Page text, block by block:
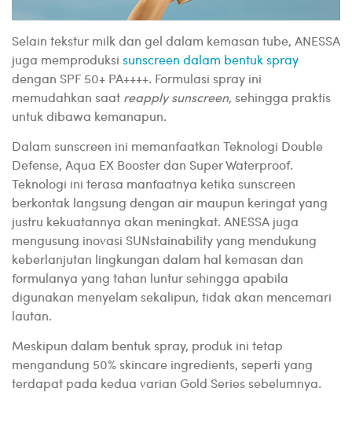
Selain tekstur milk dan gel dalam kemasan tube, ANESSA
juga memproduksi sunscreen dalam bentuk spray
dengan SPF 50+ PA++++. Formulasi spray ini
memudahkan saat reapply sunscreen, sehingga praktis
untuk dibawa kemanapun.
Dalam sunscreen ini memanfaatkan Teknologi Double
Defense, Aqua EX Booster dan Super Waterproof.
Teknologi ini terasa manfaatnya ketika sunscreen
berkontak langsung dengan air maupun keringat yang
justru kekuatannya akan meningkat. ANESSA juga
mengusung inovasi SUNstainability yang mendukung
keberlanjutan lingkungan dalam hal kemasan dan
formulanya yang tahan luntur sehingga apabila
digunakan menyelam sekalipun, tidak akan mencemari
lautan.
Meskipun dalam bentuk spray, produk ini tetap
mengandung 50% skincare ingredients, seperti yang
terdapat pada kedua varian Gold Series sebelumnya.